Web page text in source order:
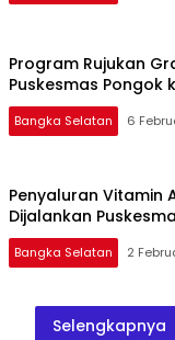
Program Rujukan
Puskesmas Pongok
Bangka Selatan 6
Penyaluran Vitamin
Dijalankan
Bangka Selatan 2
Selengkapnya